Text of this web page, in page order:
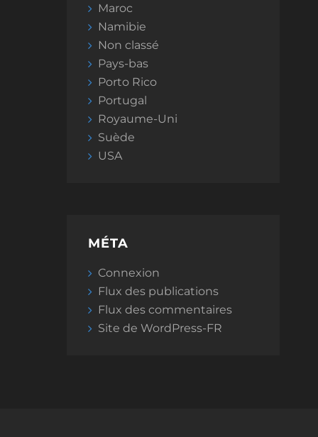
Maroc
Namibie
Non classé
Pays-bas
Porto Rico
Portugal
Royaume-Uni
Suède
USA
MÉTA
Connexion
Flux des publications
Flux des commentaires
Site de WordPress-FR